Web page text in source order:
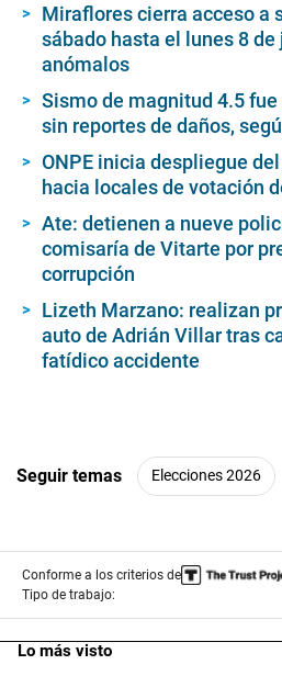
Miraflores cierra acceso a
sábado hasta el lunes 8
anómalos
Sismo de magnitud 4.5
sin reportes de daños,
ONPE inicia despliegue
hacia locales de votación
Ate: detienen a nueve
comisaría de Vitarte por
corrupción
Lizeth Marzano: realizan
auto de Adrián Villar tras
fatídico accidente
Seguir temas Elecciones 2026
Conforme a los criterios de
Tipo de trabajo:
Lo más visto